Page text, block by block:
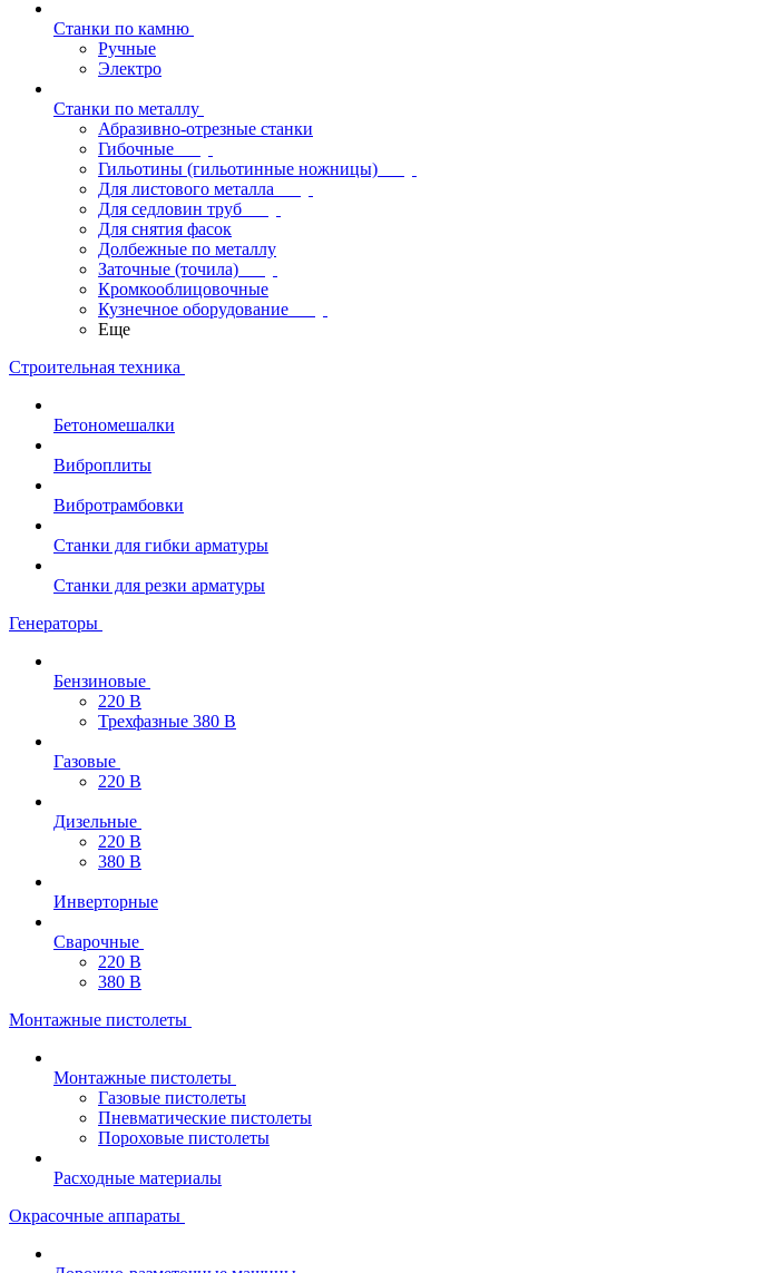
Станки по камню
Ручные
Электро
Станки по металлу
Абразивно-отрезные станки
Гибочные
Гильотины (гильотинные ножницы)
Для листового металла
Для седловин труб
Для снятия фасок
Долбежные по металлу
Заточные (точила)
Кромкооблицовочные
Кузнечное оборудование
Еще
Строительная техника
Бетономешалки
Виброплиты
Вибротрамбовки
Станки для гибки арматуры
Станки для резки арматуры
Генераторы
Бензиновые
220 В
Трехфазные 380 В
Газовые
220 В
Дизельные
220 В
380 В
Инверторные
Сварочные
220 В
380 В
Монтажные пистолеты
Монтажные пистолеты
Газовые пистолеты
Пневматические пистолеты
Пороховые пистолеты
Расходные материалы
Окрасочные аппараты